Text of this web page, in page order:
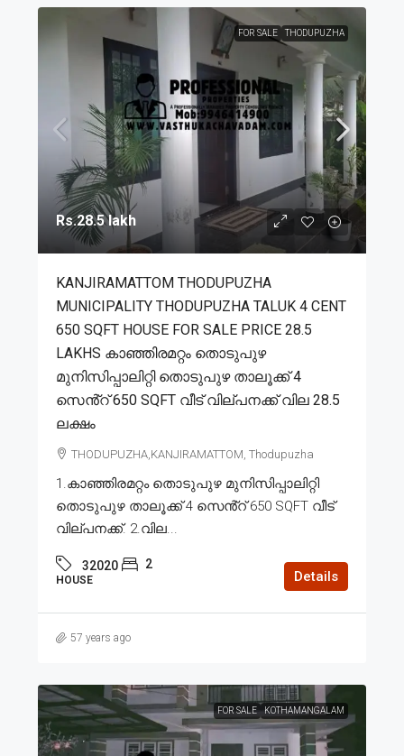
FOR SALE THODUPUZHA
Rs.28.5 lakh
KANJIRAMATTOM THODUPUZHA
MUNICIPALITY THODUPUZHA TALUK 4 CENT
650 SQFT HOUSE FOR SALE PRICE 28.5
LAKHS കാഞ്ഞിരമറ്റം തൊടുപുഴ
മുനിസിപ്പാലിറ്റി തൊടുപുഴ താലൂക്ക് 4
സെൻ്റ് 650 SQFT വീട് വില്പനക്ക് വില 28.5
ലക്ഷം
THODUPUZHA,KANJIRAMATTOM, Thodupuzha
1.കാഞ്ഞിരമറ്റം തൊടുപുഴ മുനിസിപ്പാലിറ്റി
തൊടുപുഴ താലൂക്ക് 4 സെൻ്റ് 650 SQFT വീട്
വില്പനക്ക്. 2.വില...
32020 2
HOUSE Details
57 years ago
FOR SALE KOTHAMANGALAM